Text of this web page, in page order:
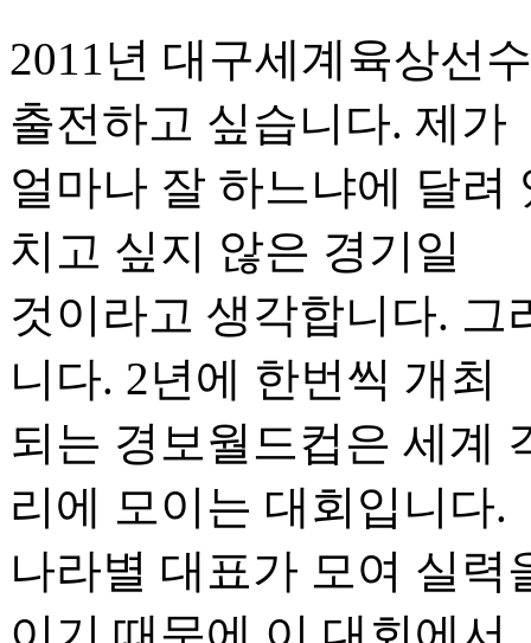
2011년 대구세계육상선
출전하고 싶습니다. 제가
얼마나 잘 하느냐에 달려
치고 싶지 않은 경기일
것이라고 생각합니다.
니다. 2년에 한번씩 개최
되는 경보월드컵은 세계
리에 모이는 대회입니다.
나라별 대표가 모여 실